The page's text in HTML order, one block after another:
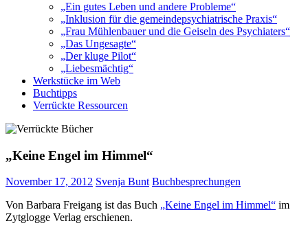
„Ein gutes Leben und andere Probleme“
„Inklusion für die gemeindepsychiatrische Praxis“
„Frau Mühlenbauer und die Geiseln des Psychiaters“
„Das Ungesagte“
„Der kluge Pilot“
„Liebesmächtig“
Werkstücke im Web
Buchtipps
Verrückte Ressourcen
„Keine Engel im Himmel“
November 17, 2012 Svenja Bunt Buchbesprechungen
Von Barbara Freigang ist das Buch „Keine Engel im Himmel“ im
Zytglogge Verlag erschienen.